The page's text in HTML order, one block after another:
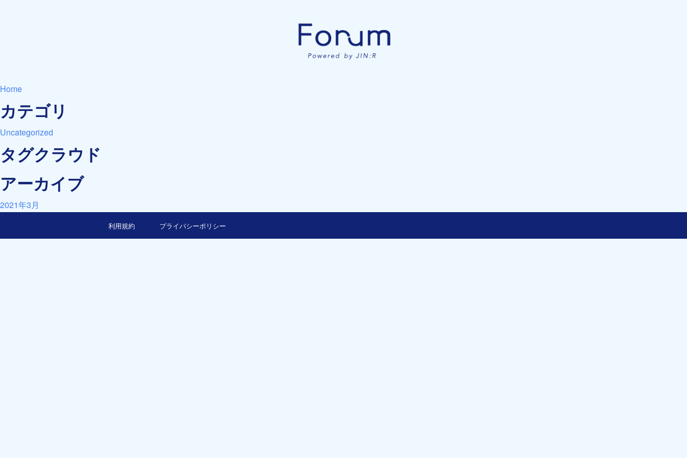
Home
カテゴリ
Uncategorized
タグクラウド
アーカイブ
2021年3月
利用規約 プライバシーポリシー